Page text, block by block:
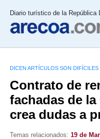
Diario turístico de la República
DICEN ARTÍCULOS SON DIFÍCILES
Contrato de
fachadas de
crea dudas a
Temas relacionados: 19 de